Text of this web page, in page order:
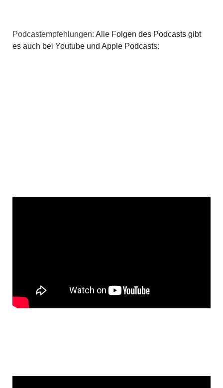
Podcastempfehlungen: Alle Folgen des Podcasts gibt
es auch bei Youtube und Apple Podcasts: